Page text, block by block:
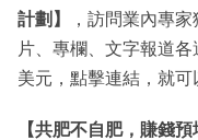
計劃】
，訪問業內專
片、專欄、文字報道
美元，點擊連結，就可
【共肥不自肥，賺錢預